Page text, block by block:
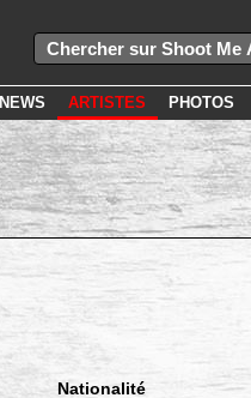
NEWS ARTISTES PHOTOS
Nationalité